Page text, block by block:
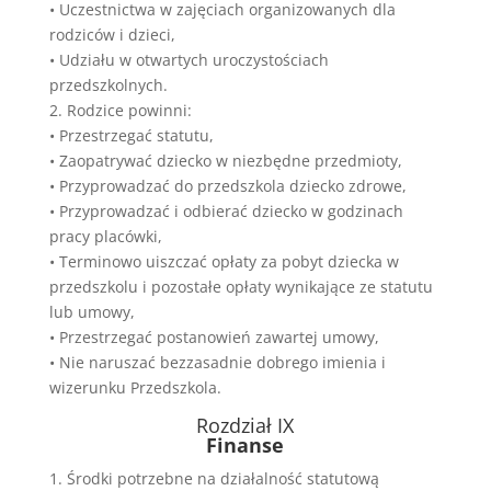
• Uczestnictwa w zajęciach organizowanych dla
rodziców i dzieci,
• Udziału w otwartych uroczystościach
przedszkolnych.
2. Rodzice powinni:
• Przestrzegać statutu,
• Zaopatrywać dziecko w niezbędne przedmioty,
• Przyprowadzać do przedszkola dziecko zdrowe,
• Przyprowadzać i odbierać dziecko w godzinach
pracy placówki,
• Terminowo uiszczać opłaty za pobyt dziecka w
przedszkolu i pozostałe opłaty wynikające ze statutu
lub umowy,
• Przestrzegać postanowień zawartej umowy,
• Nie naruszać bezzasadnie dobrego imienia i
wizerunku Przedszkola.
Rozdział IX
Finanse
1. Środki potrzebne na działalność statutową